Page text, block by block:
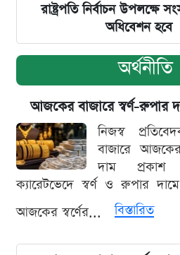
রাষ্ট্রপতি নির্বাচন উপলক্ষে
অধিবেশন হবে
অর্থনীতি
আজকের বাজারে স্বর্ণ-রুপার
নিজস্ব
বাজারে
দাম প্রকাশ
ক্যারেটভেদে স্বর্ণ ও রুপার
আজকের স্বর্ণের...
বিস্তারিত